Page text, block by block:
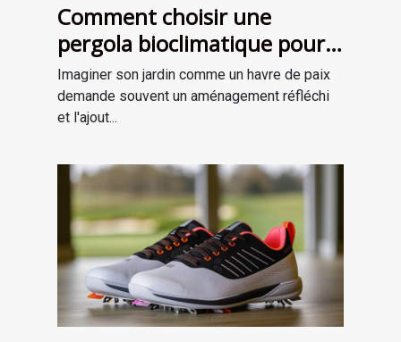
Comment choisir une
pergola bioclimatique pour
améliorer votre jardin
Imaginer son jardin comme un havre de paix
demande souvent un aménagement réfléchi
et l'ajout...